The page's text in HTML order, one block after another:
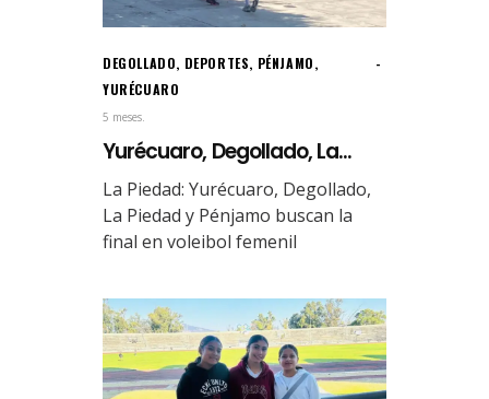
DEGOLLADO, DEPORTES, PÉNJAMO,
YURÉCUARO
5 meses.
Yurécuaro, Degollado, La...
La Piedad: Yurécuaro, Degollado,
La Piedad y Pénjamo buscan la
final en voleibol femenil